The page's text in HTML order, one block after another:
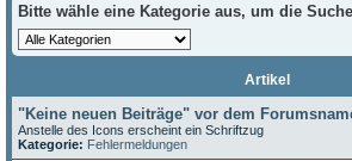
Bitte wähle eine Kategorie aus, um die
Artikel
"Keine neuen Beiträge" vor dem
Anstelle des Icons erscheint ein Schriftzug
Kategorie: Fehlermeldungen